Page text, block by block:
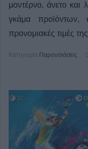
μοντέρνο, άνετο και
γκάμα προϊόντων,
προνομιακές τιμές
Κατηγορία Παρουσιάσεις